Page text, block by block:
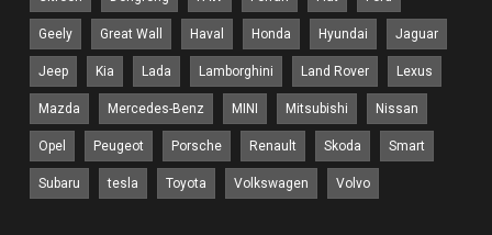
1,97 млн рублей по текущему курсу), Chevrolet
Sonic RS обойдется в 135 990 реалов (2,06 млн
рублей). Для сравнения, исходный хэтчбек
Chevrolet Onix сейчас стоит от 101 790 реалов
(1,5 млн рублей), настоящий кроссовер
Chevrolet Tracker – от 119 900 реалов (1,8 млн
рублей). Главными конкурентами Sonic
Geely Great Wall Haval Honda Hyundai Jaguar
Jeep Kia Lada Lamborghini Land Rover Lexus
Mazda Mercedes-Benz MINI Mitsubishi Nissan
Opel Peugeot Porsche Renault Skoda Smart
Subaru tesla Toyota Volkswagen Volvo